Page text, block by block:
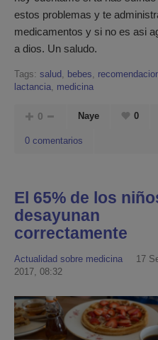
estos problemas y te
medicamentos y si no es asi
a dios. Un saludo.
Tags: salud , bebes,
lactancia, medicina
0 Naye 0
0 comentarios
El 65% de los
desayunan
correctamente
Actualidad sobre medicina
17
2017, 08:32